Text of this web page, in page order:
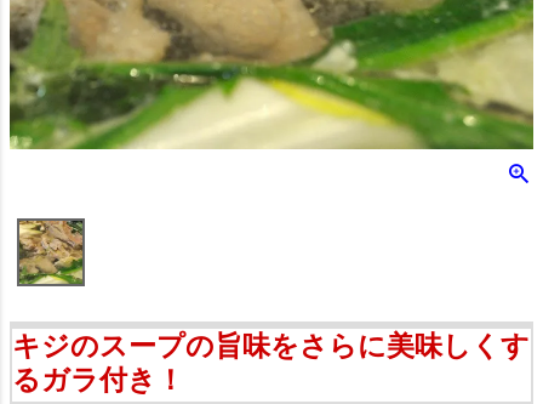
キジのスープの旨味をさらに美味しくす
るガラ付き！